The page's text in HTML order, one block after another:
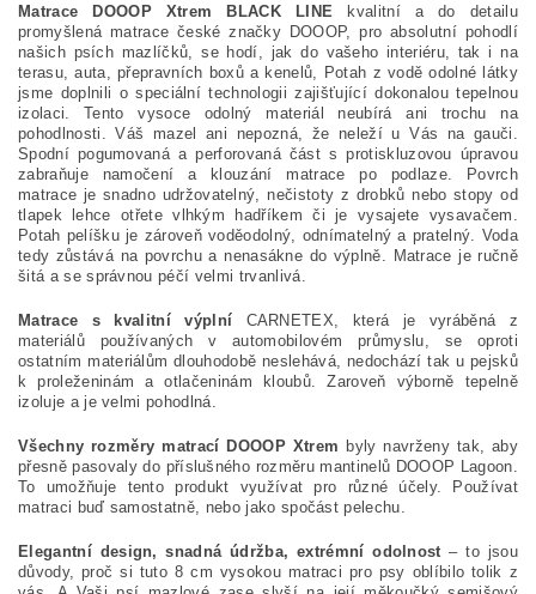
Matrace DOOOP Xtrem BLACK LINEkvalitní a do detailu
promyšlená matrace české značky DOOOP, pro absolutní pohodlí
našich psích mazlíčků, se hodí, jak do vašeho interiéru, tak i na
terasu, auta, přepravních boxů a kenelů, Potah z vodě odolné látky
jsme doplnili o speciální technologii zajišťující dokonalou tepelnou
izolaci. Tento vysoce odolný materiál neubírá ani trochu na
pohodlnosti. Váš mazel ani nepozná, že neleží u Vás na gauči.
Spodní pogumovaná a perforovaná část s protiskluzovou úpravou
zabraňuje namočení a klouzání matrace po podlaze. Povrch
matrace je snadno udržovatelný, nečistoty z drobků nebo stopy od
tlapek lehce otřete vlhkým hadříkem či je vysajete vysavačem.
Potah pelíšku je zároveň voděodolný, odnímatelný a pratelný. Voda
tedy zůstává na povrchu a nenasákne do výplně. Matrace je ručně
šitá a se správnoupéčí velmi trvanlivá
Matrace s kvalitní výplní CARNETEX, která je vyráběná z
materiálů používaných v automobilovém průmyslu, se oproti
ostatním materiálům dlouhodobě neslehává, nedochází tak u pejsků
k proleženinám a otlačeninám kloubů. Zaroveň výborně tepelně
izoluje a je velmi pohodlná.
Všechny rozměry matrací DOOOP Xtrem byly navrženy tak, aby
přesně pasovaly do příslušného rozměru mantinelů DOOOP Lagoon.
To umožňuje tento produkt využívat pro různé účely. Používat
matraci buď samostatně, nebo jako spočást pelechu.
Elegantní design, snadná údržba, extrémní odolnost – to jsou
důvody, proč si tuto 8 cm vysokou matraci pro psy oblíbilo tolik z